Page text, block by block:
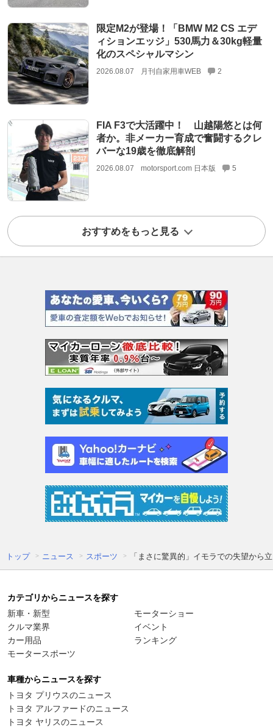
限定M2が登場！「BMW M2 CS エデ
ィションエッジ」530馬力＆30kg軽量
化のスペシャルマシン
2026.08.07 月刊自家用車WEB 2
FIA F3で大活躍中！ 山越陽悠とは何
者か。非メーカー育成で奮闘するクレ
バーな19歳を徹底解剖
2026.08.07 motorsport.com 日本版 5
おすすめをもっと見る
トップ ニュース スポーツ 「まさに驚異的」イモラでの失望から
カテゴリからニュースを探す
新車・新型
クルマ業界
カー用品
モータースポーツ
モーターショー
イベント
ランキング
車種からニュースを探す
トヨタ プリウスのニュース
トヨタ アルファードのニュース
トヨタ ヤリスのニュース